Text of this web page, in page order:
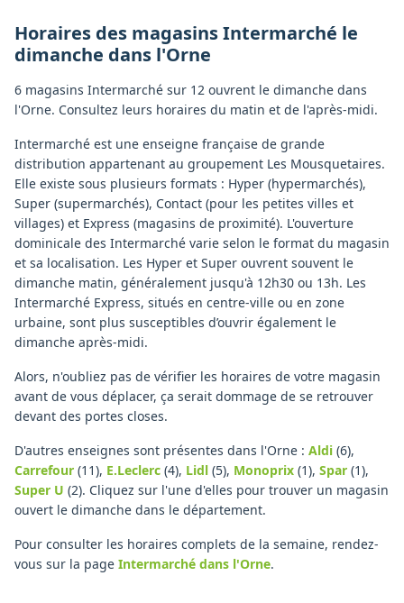
Horaires des magasinsIntermarché le
dimanche dans l'Orne
6 magasins Intermarché sur 12 ouvrent le dimanche dans
l'Orne. Consultez leurs horaires du matin et de l'après-midi.
Intermarché est une enseigne française de grande
distribution appartenant au groupement Les Mousquetaires.
Elle existe sous plusieurs formats : Hyper (hypermarchés),
Super (supermarchés), Contact (pour les petites villes et
villages) et Express (magasins de proximité). L'ouverture
dominicale des Intermarché varie selon le format du magasin
et sa localisation. Les Hyper et Super ouvrent souvent le
dimanche matin, généralement jusqu'à 12h30 ou 13h. Les
Intermarché Express, situés en centre-ville ou en zone
urbaine, sont plus susceptibles d’ouvrir également le
dimanche après-midi.
Alors, n'oubliez pas de vérifier les horaires de votre magasin
avant de vous déplacer, ça serait dommage de se retrouver
devant des portes closes.
D'autres enseignes sont présentes dans l'Orne : Aldi (6),
Carrefour (11), E.Leclerc (4), Lidl (5), Monoprix (1), Spar (1),
Super U (2). Cliquez sur l'une d'elles pour trouver un magasin
ouvert le dimanche dans le département.
Pour consulter les horaires complets de la semaine, rendez-
vous sur la page Intermarché dans l'Orne.